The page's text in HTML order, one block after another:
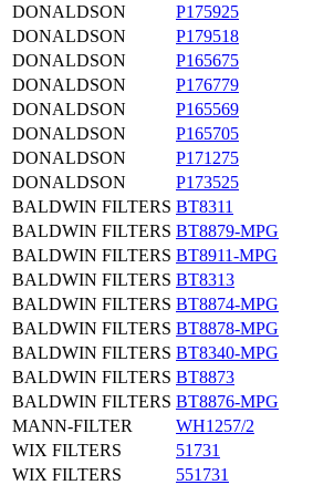
DONALDSON
P175925
DONALDSON
P179518
DONALDSON
P165675
DONALDSON
P176779
DONALDSON
P165569
DONALDSON
P165705
DONALDSON
P171275
DONALDSON
P173525
BALDWIN FILTERS BT8311
BALDWIN FILTERS BT8879-MPG
BALDWIN FILTERS BT8911-MPG
BALDWIN FILTERS BT8313
BALDWIN FILTERS BT8874-MPG
BALDWIN FILTERS BT8878-MPG
BALDWIN FILTERS BT8340-MPG
BALDWIN FILTERS BT8873
BALDWIN FILTERS BT8876-MPG
MANN-FILTER
WH1257/2
WIX FILTERS
51731
WIX FILTERS
551731